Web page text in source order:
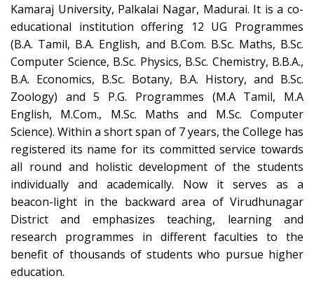
Kamaraj University, Palkalai Nagar, Madurai. It is a co-
educational institution offering 12 UG Programmes
(B.A. Tamil, B.A. English, and B.Com. B.Sc. Maths, B.Sc.
Computer Science, B.Sc. Physics, B.Sc. Chemistry, B.B.A.,
B.A. Economics, B.Sc. Botany, B.A. History, and B.Sc.
Zoology) and 5 P.G. Programmes (M.A Tamil, M.A
English, M.Com., M.Sc. Maths and M.Sc. Computer
Science). Within a short span of 7 years, the College has
registered its name for its committed service towards
all round and holistic development of the students
individually and academically. Now it serves as a
beacon-light in the backward area of Virudhunagar
District and emphasizes teaching, learning and
research programmes in different faculties to the
benefit of thousands of students who pursue higher
education.